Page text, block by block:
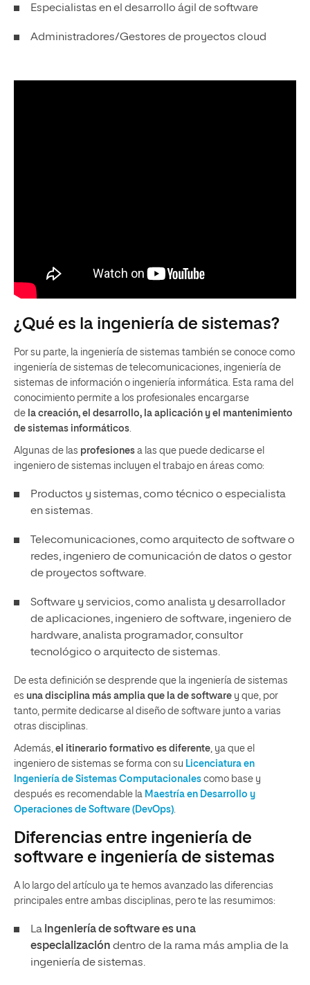
Especialistas en el desarrollo ágil de software
Administradores/Gestores de proyectos cloud
¿Qué es la ingeniería de sistemas?
Por su parte, la ingeniería de sistemas también se conoce como
ingeniería de sistemas de telecomunicaciones, ingeniería de
sistemas de información o ingeniería informática. Esta rama del
conocimiento permite a los profesionales encargarse
de la creación, el desarrollo, la aplicación y el mantenimiento
de sistemas informáticos
Algunas de las profesiones a las que puede dedicarse el
ingeniero de sistemas incluyen el trabajo en áreas como:
Productos y sistemas, como técnico o especialista
en sistemas.
Telecomunicaciones, como arquitecto de software o
redes, ingeniero de comunicación de datos o gestor
de proyectos software.
Software y servicios, como analista y desarrollador
de aplicaciones, ingeniero de software, ingeniero de
hardware, analista programador, consultor
tecnológico o arquitecto de sistemas.
De esta definición se desprende que la ingeniería de sistemas
es una disciplina más amplia que la de software y que, por
tanto, permite dedicarse al diseño de software junto a varias
otras disciplinas.
Además, el itinerario formativo es diferente , ya que el
ingeniero de sistemas se forma con su Licenciatura en
Ingeniería de Sistemas Computacionales como base y
después es recomendable la Maestría en Desarrollo y
Operaciones de Software (DevOps)
Diferencias entre ingeniería de
software e ingeniería de sistemas
A lo largo del artículo ya te hemos avanzado las diferencias
principales entre ambas disciplinas, pero te las resumimos:
La ingeniería de software es una
especialización dentro de la rama más amplia de la
ingeniería de sistemas.